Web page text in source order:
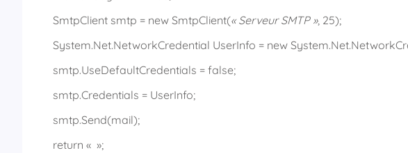
SmtpClient smtp = new SmtpClient(« Serveur SMTP », 25);
System.Net.NetworkCredential UserInfo = new
smtp.UseDefaultCredentials = false;
smtp.Credentials = UserInfo;
smtp.Send(mail);
return « »;